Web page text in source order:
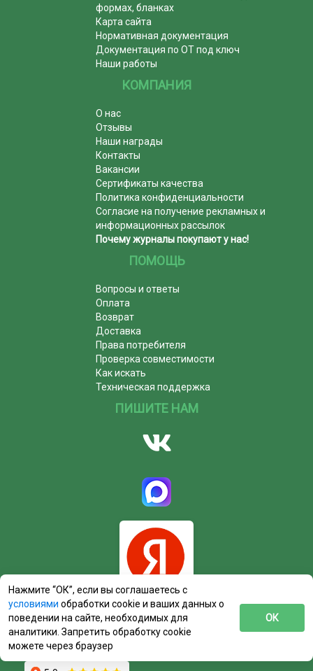
формах, бланках
Карта сайта
Нормативная документация
Документация по ОТ под ключ
Наши работы
КОМПАНИЯ
О нас
Отзывы
Наши награды
Контакты
Вакансии
Сертификаты качества
Политика конфиденциальности
Согласие на получение рекламных и
информационных рассылок
Почему журналы покупают у нас!
ПОМОЩЬ
Вопросы и ответы
Оплата
Возврат
Доставка
Права потребителя
Проверка совместимости
Как искать
Техническая поддержка
ПИШИТЕ НАМ
Нажмите “ОК”, если вы соглашаетесь с
условиями обработки cookie и ваших данных о
поведении на сайте, необходимых для
аналитики. Запретить обработку cookie
можете через браузер
ОК